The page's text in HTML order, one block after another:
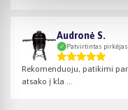
Audronė S.
Patvirtintas pirkėjas
Rekomenduoju, patikimi
atsako į kla ...